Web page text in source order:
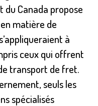
du Canada propose
matière de
à
ceux qui offrent
transport de fret.
seuls les
spécialisés